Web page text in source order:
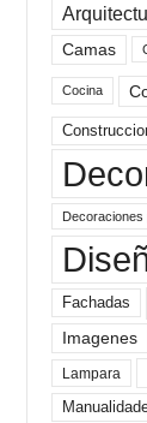
Camas
Cocina
Decoraciones
Fachadas
Imagenes
Lampara